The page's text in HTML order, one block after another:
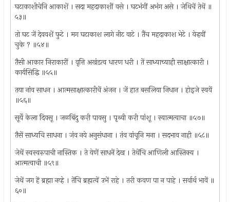
घटाकाशीचेनि आकाशें । सदा महदाकाशीं वसे । घटभंगीं अभंग असे । जेथिचें तेथें ॥
५३॥
तो घट जें देववशें फुटे । मग घटाकाश लागे नीट वाटे । तैंच महदाकाश भेटे । येर्‍हवीं
चुके ? ॥५४॥
तैसी आकार निराकारीं । वृत्ति अखंडत्व धारण धरी । तें साध्याच्याही साक्षात्कारी ।
कार्यसिद्धि ॥५५॥
तया नांव साधन । आत्मसाक्षात्कारीचें अंजन । जें हात बसलिया निधान । होइजे स्वयें
॥५६॥
सूर्ये केला दिवसू । जळबिंदु करी पावसु । पृथ्वी करी पांशू । स्वात्मत्वाचा ॥५७॥
तैसें साध्यचि साधना । जंव नये अनुसंधाना । तंव वांचूनि मना । सदभाव नाही ॥५८॥
जेथें स्वस्वरुपाची नास्तिक । ते येणें साधनें देख । तेथेंचि आणिली आस्तिक्य ।
आत्मत्वाची ॥५९॥
जेथें जग हें ब्रह्मा नव्हे । तेंचि ब्रह्मत्वें उभें राहे । तरी कवण पा न पाहे । सर्वार्थ भावें ॥
६०॥